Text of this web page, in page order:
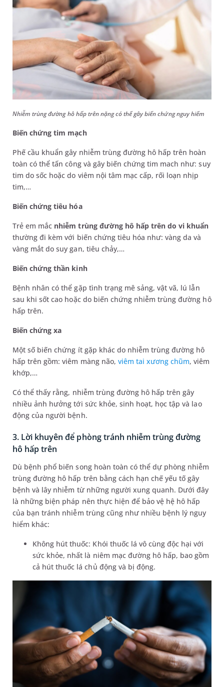
Nhiễm trùng đường hô hấp trên nặng có thể gây biến chứng nguy hiểm
Biến chứng tim mạch
Phế cầu khuẩn gây nhiễm trùng đường hô hấp trên hoàn
toàn có thể tấn công và gây biến chứng tim mach như: suy
tim do sốc hoặc do viêm nội tâm mạc cấp, rối loạn nhịp
tim,…
Biến chứng tiêu hóa
Trẻ em mắc nhiễm trùng đường hô hấp trên do vi khuẩn
thường đi kèm với biến chứng tiêu hóa như: vàng da và
vàng mắt do suy gan, tiêu chảy,…
Biến chứng thần kinh
Bệnh nhân có thể gặp tình trạng mê sảng, vật vã, lú lẫn
sau khi sốt cao hoặc do biến chứng nhiễm trùng đường hô
hấp trên.
Biến chứng xa
Một số biến chứng ít gặp khác do nhiễm trùng đường hô
hấp trên gồm: viêm màng não, viêm tai xương chũm, viêm
khớp,…
Có thể thấy rằng, nhiễm trùng đường hô hấp trên gây
nhiều ảnh hưởng tới sức khỏe, sinh hoạt, học tập và lao
động của người bệnh.
3. Lời khuyên để phòng tránh nhiễm trùng đường
hô hấp trên
Dù bệnh phổ biến song hoàn toàn có thể dự phòng nhiễm
trùng đường hô hấp trên bằng cách hạn chế yếu tố gây
bệnh và lây nhiễm từ những người xung quanh. Dưới đây
là những biện pháp nên thực hiện để bảo vệ hệ hô hấp
của bạn tránh nhiễm trùng cũng như nhiều bệnh lý nguy
hiểm khác:
Không hút thuốc: Khói thuốc lá vô cùng độc hại với
sức khỏe, nhất là niêm mạc đường hô hấp, bao gồm
cả hút thuốc lá chủ động và bị động.